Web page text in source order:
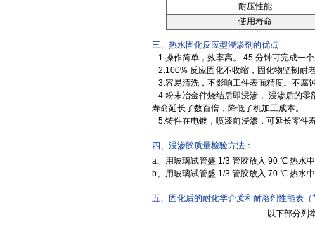
耐压性能
使用寿命
三、热水固化反应型浸渗剂的优点
1.操作简单，效率高。 45 分钟可完成一
2.100% 反应固化不收缩，固化物坚韧耐
3.容易清洗，不影响工件表面精度。不腐
4.粉末冶金件烧结后即浸渗， 浸渗后的
寿命延长了数百倍，降低了机加工成本。
5.铸件在电镀，喷漆前浸渗，可延长零件
四、浸渗胶质量检验方法：
a、用玻璃试管盛 1/3 管胶放入 90 ℃ 热水
b、用玻璃试管盛 1/3 管胶放入 70 ℃ 热水
五、固化后的耐化学介质和耐溶剂性能表（
以下部分列